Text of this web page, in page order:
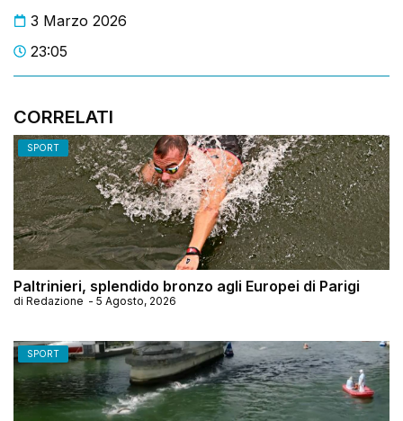
3 Marzo 2026
23:05
CORRELATI
SPORT
Paltrinieri, splendido bronzo agli Europei di Parigi
di Redazione - 5 Agosto, 2026
SPORT